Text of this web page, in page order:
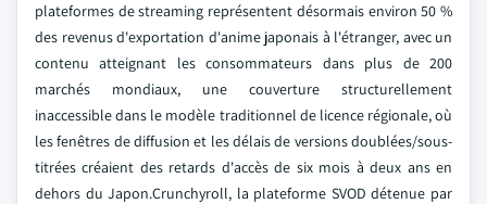
plateformes de streaming représentent désormais environ 50 %
des revenus d'exportation d'anime japonais à l'étranger, avec un
contenu atteignant les consommateurs dans plus de 200
marchés mondiaux, une couverture structurellement
inaccessible dans le modèle traditionnel de licence régionale, où
les fenêtres de diffusion et les délais de versions doublées/sous-
titrées créaient des retards d'accès de six mois à deux ans en
dehors du Japon.Crunchyroll, la plateforme SVOD détenue par